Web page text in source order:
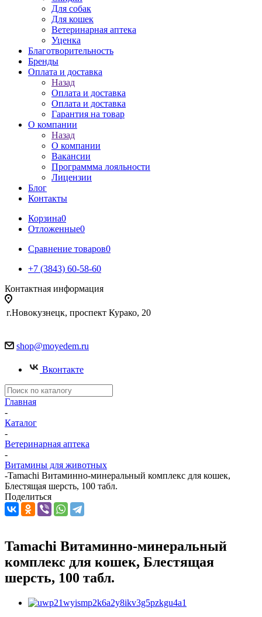
Для собак
Для кошек
Ветеринарная аптека
Уценка
Благотворительность
Бренды
Оплата и доставка
Назад
Оплата и доставка
Оплата и доставка
Гарантия на товар
О компании
Назад
О компании
Вакансии
Программма лояльности
Лицензии
Блог
Контакты
Корзина0
Отложенные0
Сравнение товаров0
+7 (3843) 60-58-60
Контактная информация
г.Новокузнецк, проспект Курако, 20
shop@moyedem.ru
Вконтакте
Главная
-
Каталог
-
Ветеринарная аптека
-
Витамины для животных
-Tamachi Витаминно-минеральный комплекс для кошек,
Блестящая шерсть, 100 табл.
Поделиться
Tamachi Витаминно-минеральный
комплекс для кошек, Блестящая
шерсть, 100 табл.